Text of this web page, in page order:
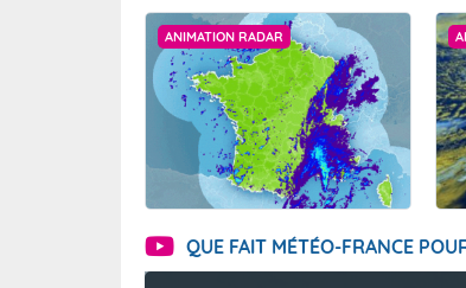
ANIMATION RADAR
QUE FAIT MÉTÉO-FRANCE